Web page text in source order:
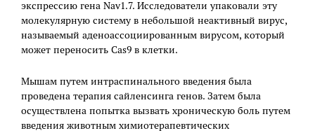
экспрессию гена Nav1.7. Исследователи упаковали эту
молекулярную систему в небольшой неактивный вирус,
называемый аденоассоциированным вирусом, который
может переносить Cas9 в клетки.
Мышам путем интраспинального введения была
проведена терапия сайленсинга генов. Затем была
осуществлена попытка вызвать хроническую боль путем
введения животным химиотерапевтических